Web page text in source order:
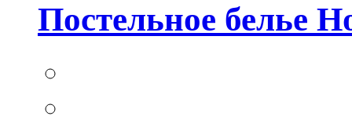
Постельное белье